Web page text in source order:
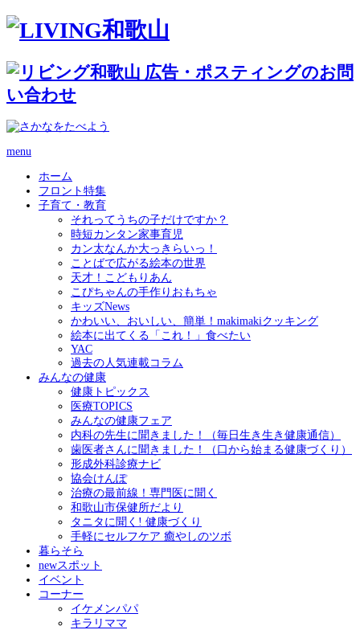
menu
ホーム
フロント特集
子育て・教育
それってうちの子だけですか？
時短カンタン家事育児
カン太なんか大っきらいっ！
ことばで広がる絵本の世界
天才！こどもりあん
こぴちゃんの手作りおもちゃ
キッズNews
かわいい、おいしい、簡単！makimakiクッキング
絵本に出てくる「これ！」食べたい
YAC
過去の人気連載コラム
みんなの健康
健康トピックス
医療TOPICS
みんなの健康フェア
内科の先生に聞きました！（毎日生き生き健康通信）
歯医者さんに聞きました！（口から始まる健康づくり）
形成外科診療ナビ
協会けんぽ
治療の最前線！専門医に聞く
和歌山市保健所だより
タニタに聞く! 健康づくり
手軽にセルフケア 癒やしのツボ
暮らそら
newスポット
イベント
コーナー
イケメンパパ
キラリママ